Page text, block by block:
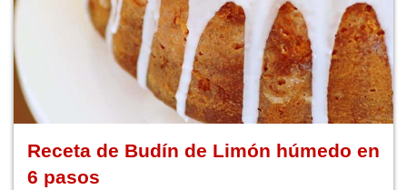
Receta de Budín de Limón húmedo en
6 pasos